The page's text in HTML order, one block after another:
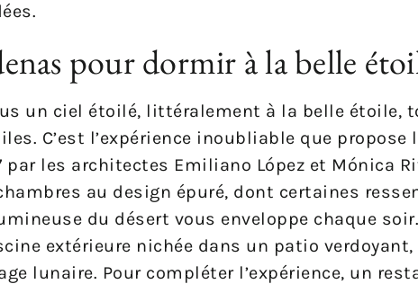
pour dormir à la belle
un ciel étoilé, littéralement à la belle étoile,
C’est l’expérience inoubliable que propose
les architectes Emiliano López et Mónica
au design épuré, dont certaines
du désert vous enveloppe chaque
extérieure nichée dans un patio
lunaire. Pour compléter l’expérience, un